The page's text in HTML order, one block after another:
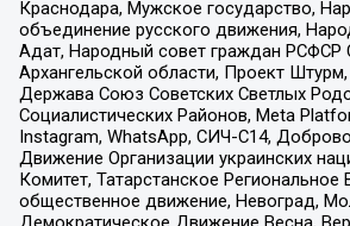
Краснодара, Мужское государство,
объединение русского движения,
Адат, Народный совет граждан РСФСР
Архангельской области, Проект
Держава Союз Советских Светлых
Социалистических Районов, Meta
Instagram, WhatsApp, СИЧ-С14,
Движение Организации украинских
Комитет, Татарстанское Региональное
общественное движение, Невоград,